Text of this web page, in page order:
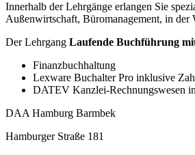
Innerhalb der Lehrgänge erlangen Sie
Außenwirtschaft, Büromanagement, in der
Der Lehrgang Laufende Buchführung
Finanzbuchhaltung
Lexware Buchalter Pro inklusive
DATEV Kanzlei-Rechnungswesen
DAA Hamburg Barmbek
Hamburger Straße 181